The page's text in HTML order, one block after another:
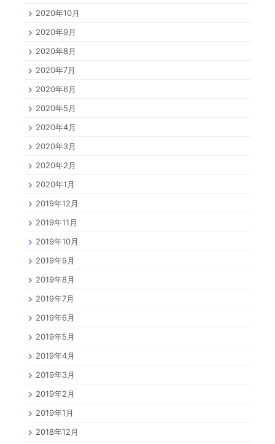
2020年10月
2020年9月
2020年8月
2020年7月
2020年6月
2020年5月
2020年4月
2020年3月
2020年2月
2020年1月
2019年12月
2019年11月
2019年10月
2019年9月
2019年8月
2019年7月
2019年6月
2019年5月
2019年4月
2019年3月
2019年2月
2019年1月
2018年12月